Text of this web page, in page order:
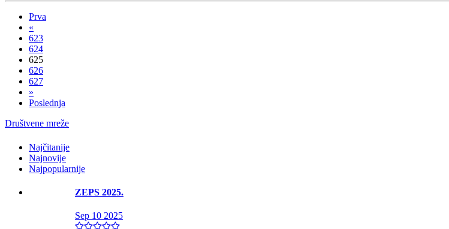
Prva
«
623
624
625
626
627
»
Poslednja
Društvene mreže
Najčitanije
Najnovije
Najpopularnije
ZEPS 2025.
Sep 10 2025